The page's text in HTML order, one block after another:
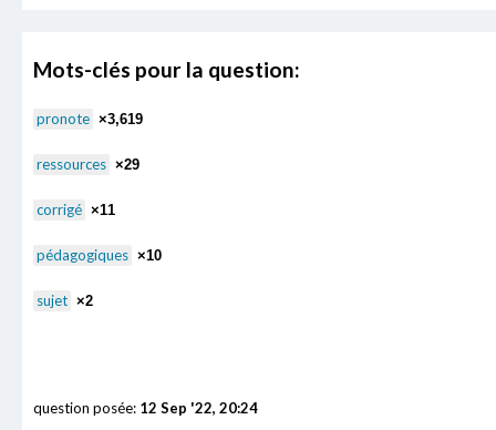
Mots-clés pour la question:
pronote ×3,619
ressources ×29
corrigé ×11
pédagogiques ×10
sujet ×2
question posée: 12 Sep '22, 20:24